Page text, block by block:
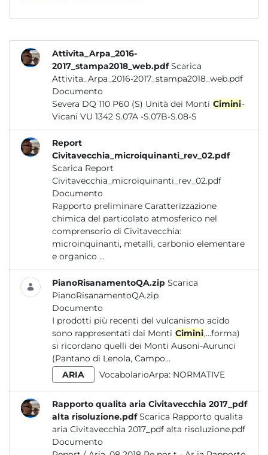
Attivita_Arpa_2016-
2017_stampa2018_web.pdf Scarica
Attivita_Arpa_2016-2017_stampa2018_web.pdf
Documento
Severa DQ 110 P60 (S) Unità dei Monti Cimini-
Vicani VU 1342 S.07A -S.07B-S.08-S
Report
Civitavecchia_microiquinanti_rev_02.pdf
Scarica Report
Civitavecchia_microiquinanti_rev_02.pdf
Documento
Rapporto preliminare Caratterizzazione
chimica del particolato atmosferico nel
comprensorio di Civitavecchia:
microinquinanti, metalli, carbonio elementare
e organico ...
PianoRisanamentoQA.zip Scarica
PianoRisanamentoQA.zip
Documento
I prodotti più recenti del vulcanismo acido
sono rappresentati dai Monti Cimini,...forma)
si ricordano quelli dei Monti Ausoni-Aurunci
(Pantano di Lenola, Campo...
ARIA
VocabolarioArpa: NORMATIVE
Rapporto qualita aria Civitavecchia 2017_pdf
alta risoluzione.pdf Scarica Rapporto qualita
aria Civitavecchia 2017_pdf alta risoluzione.pdf
Documento